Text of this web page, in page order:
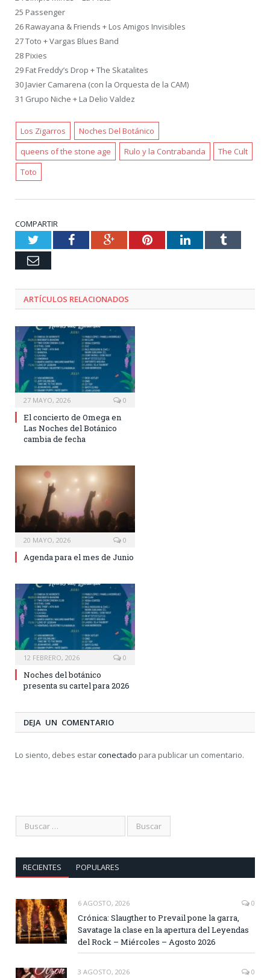
25 Passenger
26 Rawayana & Friends + Los Amigos Invisibles
27 Toto + Vargas Blues Band
28 Pixies
29 Fat Freddy’s Drop + The Skatalites
30 Javier Camarena (con la Orquesta de la CAM)
31 Grupo Niche + La Delio Valdez
Los Zigarros
Noches Del Botánico
queens of the stone age
Rulo y la Contrabanda
The Cult
Toto
COMPARTIR
TwitterFacebookGoogle+PinterestLinkedInTumblr
Email
ARTÍCULOS RELACIONADOS
27 MAYO, 2026 0
El concierto de Omega en
Las Noches del Botánico
cambia de fecha
20 MAYO, 2026 0
Agenda para el mes de Junio
12 FEBRERO, 2026 0
Noches del botánico
presenta su cartel para 2026
DEJA UN COMENTARIO
Lo siento, debes estarconectado para publicar un comentario.
RECIENTES POPULARES
6 AGOSTO, 2026 0
Crónica: Slaugther to Prevail pone la garra,
Savatage la clase en la apertura del Leyendas
del Rock – Miércoles – Agosto 2026
3 AGOSTO, 2026 0